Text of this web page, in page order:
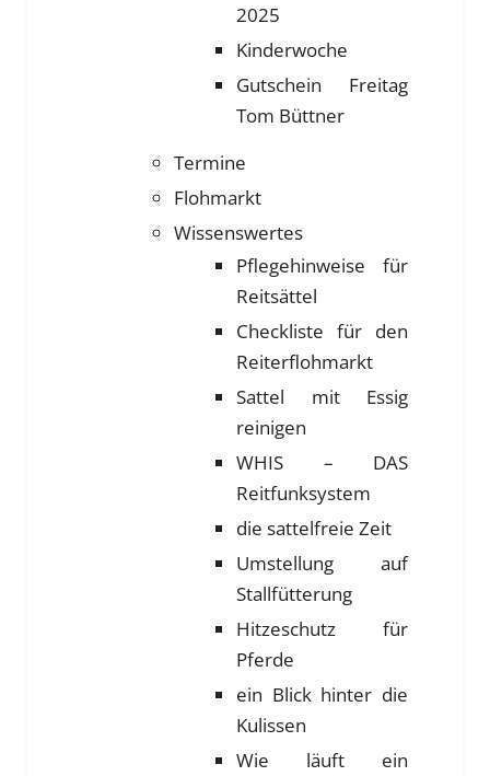
2025
Kinderwoche
Gutschein Freitag
Tom Büttner
Termine
Flohmarkt
Wissenswertes
Pflegehinweise für
Reitsättel
Checkliste für den
Reiterflohmarkt
Sattel mit Essig
reinigen
WHIS – DAS
Reitfunksystem
die sattelfreie Zeit
Umstellung auf
Stallfütterung
Hitzeschutz für
Pferde
ein Blick hinter die
Kulissen
Wie läuft ein